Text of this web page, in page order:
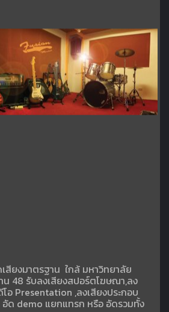
สียงมาตรฐาน ใกล้ มหาวิทยาลัย
น 48 รับลงเสียงสปอร์ตโฆษณา,ลง
อ Presentation ,ลงเสียงประกอบ
ด demo แยกแทรก หรือ อัดรวมทั้ง